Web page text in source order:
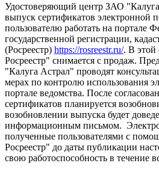
Удостоверяющий центр ЗАО
выпуск сертификатов электронной
пользователю работать на портале
государственной регистрации,
(Росреестр) https://rosreestr.ru/. В этой
Росреестр" снимается с продаж.
"Калуга Астрал" проводят
мерах по контролю использования
портале ведомства. После
сертификатов планируется
возобновлении выпуска будет
информационным письмом.
полученные пользователями с
Росреестр" до даты публикации
свою работоспособность в течение